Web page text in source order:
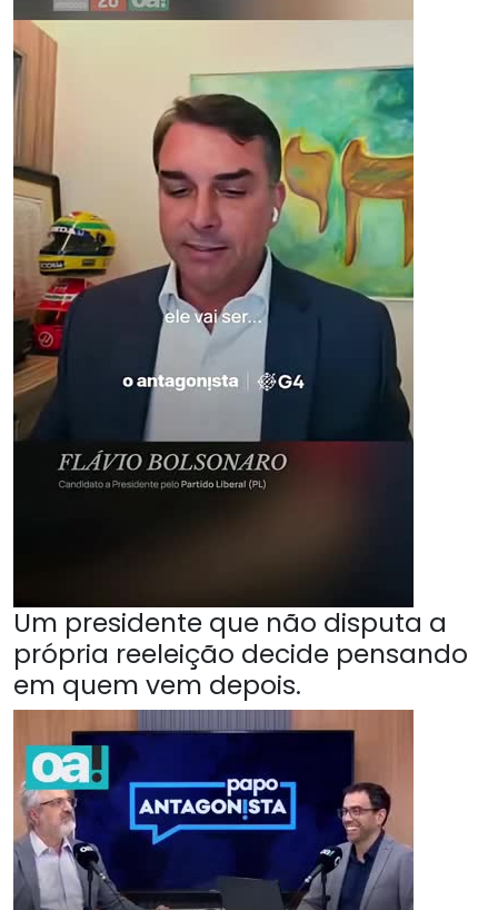
Um presidente que não disputa a
própria reeleição decide pensando
em quem vem depois.